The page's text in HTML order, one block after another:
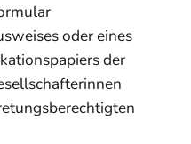
oder eines
der